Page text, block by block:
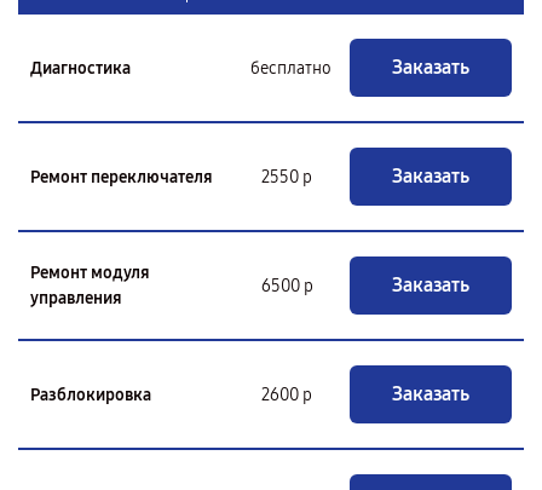
Диагностика бесплатно Заказать
Ремонт переключателя 2550 р Заказать
Ремонт модуля
управления
6500 р Заказать
Разблокировка 2600 р Заказать